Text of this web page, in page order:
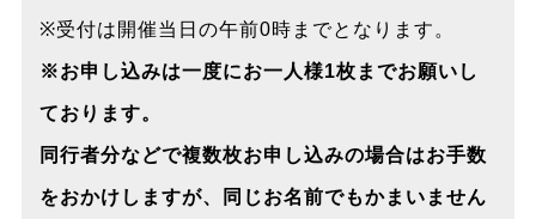
※受付は開催当日の午前0時までとなります。
※お申し込みは一度にお一人様1枚までお願いし
ております。
同行者分などで複数枚お申し込みの場合はお手数
をおかけしますが、同じお名前でもかまいません